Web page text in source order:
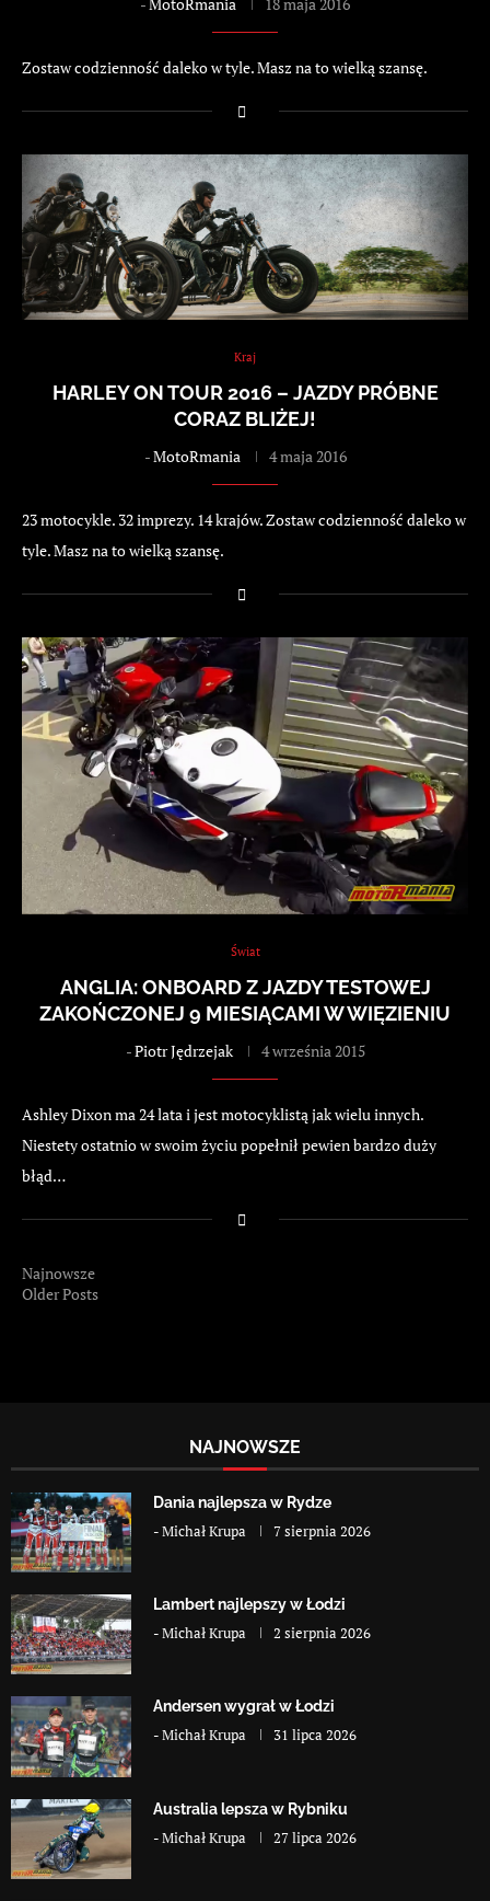
Zostaw codzienność daleko w tyle. Masz na to wielką szansę.
Kraj
HARLEY ON TOUR 2016 – JAZDY PRÓBNE
CORAZ BLIŻEJ!
-MotoRmania 4 maja 2016
23 motocykle. 32 imprezy. 14 krajów. Zostaw codzienność daleko w
tyle. Masz na to wielką szansę.
Świat
ANGLIA: ONBOARD Z JAZDY TESTOWEJ
ZAKOŃCZONEJ 9 MIESIĄCAMI W WIĘZIENIU
-Piotr Jędrzejak 4 września 2015
Ashley Dixon ma 24 lata i jest motocyklistą jak wielu innych.
Niestety ostatnio w swoim życiu popełnił pewien bardzo duży
błąd…
Najnowsze
Older Posts
NAJNOWSZE
Dania najlepsza w Rydze
-Michał Krupa 7 sierpnia 2026
Lambert najlepszy w Łodzi
-Michał Krupa 2 sierpnia 2026
Andersen wygrał w Łodzi
-Michał Krupa 31 lipca 2026
Australia lepsza w Rybniku
-Michał Krupa 27 lipca 2026